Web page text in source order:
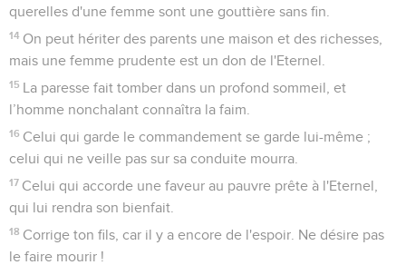
querelles d'une femme sont une gouttière sans fin.
14 On peut hériter des parents une maison et des richesses,
mais une femme prudente est un don de l'Eternel.
15 La paresse fait tomber dans un profond sommeil, et
l’homme nonchalant connaîtra la faim.
16 Celui qui garde le commandement se garde lui-même ;
celui qui ne veille pas sur sa conduite mourra.
17 Celui qui accorde une faveur au pauvre prête à l'Eternel,
qui lui rendra son bienfait.
18 Corrige ton fils, car il y a encore de l'espoir. Ne désire pas
le faire mourir !